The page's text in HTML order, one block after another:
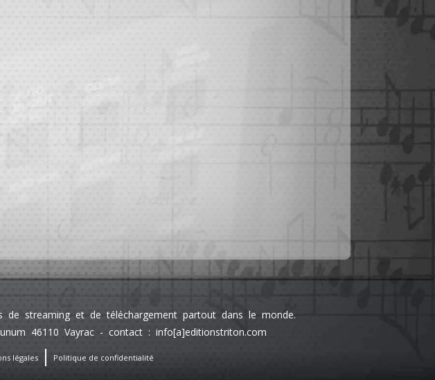
de streaming et de téléchargement partout dans le monde.
46110 Vayrac - contact : info[a]editionstriton.com
légales Politique de confidentialité